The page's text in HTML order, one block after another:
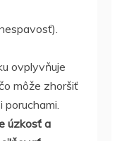
ovplyvňuje
môže zhoršiť
úzkosť a